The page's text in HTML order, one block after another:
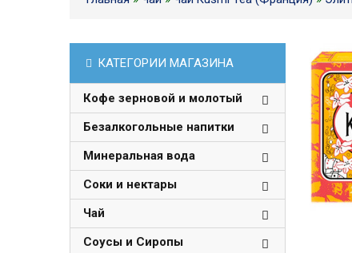
КАТЕГОРИИ МАГАЗИНА
Кофе зерновой и молотый
Безалкогольные напитки
Минеральная вода
Соки и нектары
Чай
Соусы и Сиропы